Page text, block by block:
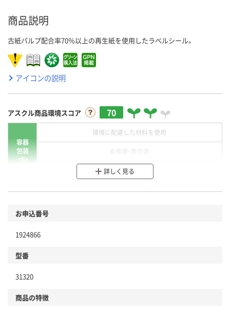
商品説明
古紙パルプ配合率70％以上の再生紙を使用したラベルシール。
アイコンの説明
アスクル商品環境スコア 70
容器
包装
環境に配慮した材料を使用
分別・リサイクルしやすい設計
本体
仕組
詳しく見る
お申込番号
1924866
型番
31320
商品の特徴